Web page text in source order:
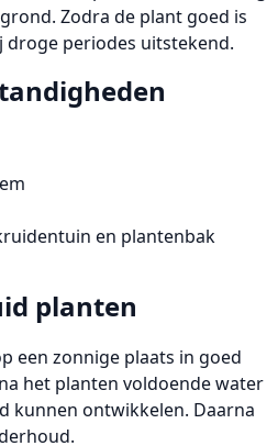
Zodra de plant goed is
periodes uitstekend.
en plantenbak
planten
een zonnige plaats in goed
het planten voldoende water
kunnen ontwikkelen. Daarna